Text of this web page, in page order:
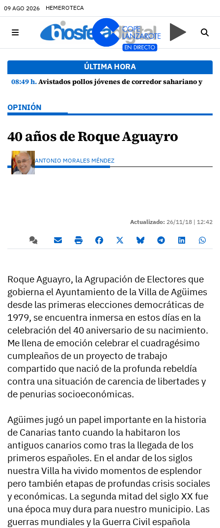
09 AGO 2026 HEMEROTECA
ÚLTIMA HORA
08:49 h.Avistados pollos jóvenes de corredor sahariano y episodios de cortejo de hubara cerca del rally de Lanzarote
OPINIÓN
40 años de Roque Aguayro
ANTONIO MORALES MÉNDEZ
Actualizado: 26/11/18 | 12:42
Roque Aguayro, la Agrupación de Electores que
gobierna el Ayuntamiento de la Villa de Agüimes
desde las primeras elecciones democráticas de
1979, se encuentra inmersa en estos días en la
celebración del 40 aniversario de su nacimiento.
Me llena de emoción celebrar el cuadragésimo
cumpleaños de un proyecto de trabajo
compartido que nació de la profunda rebeldía
contra una situación de carencia de libertades y
de penurias socioeconómicas.
Agüimes jugó un papel importante en la historia
de Canarias tanto cuando la habitaron los
antiguos canarios como tras la llegada de los
primeros españoles. En el andar de los siglos
nuestra Villa ha vivido momentos de esplendor
pero también etapas de profundas crisis sociales
y económicas. La segunda mitad del siglo XX fue
una época muy dura para nuestro municipio. Las
guerras mundiales y la Guerra Civil española